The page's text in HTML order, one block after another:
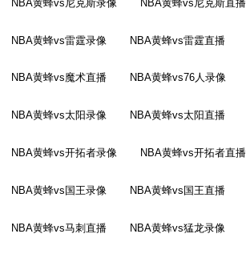
NBA黄蜂vs尼克斯录像 NBA黄蜂vs尼克斯直播
NBA黄蜂vs雷霆录像 NBA黄蜂vs雷霆直播
NBA黄蜂vs魔术直播 NBA黄蜂vs76人录像
NBA黄蜂vs太阳录像 NBA黄蜂vs太阳直播
NBA黄蜂vs开拓者录像 NBA黄蜂vs开拓者直播
NBA黄蜂vs国王录像 NBA黄蜂vs国王直播
NBA黄蜂vs马刺直播 NBA黄蜂vs猛龙录像